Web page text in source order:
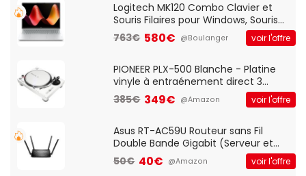
QWERTY UK - Noir
Logitech MK120 Combo Clavier et
Souris Filaires pour Windows, Souris
Optique Filaire, Connexion USB Plug
And Play, Confortable, Taille
QWERTY UK - Noir
763€ 580€ @Boulanger voir l'offre
PIONEER PLX-500 Blanche - Platine
vinyle à entraénement direct 3
vitesses (33-45-78 trs/min) avec
pre-ampli intégré et port USB
385€ 349€ @Amazon voir l'offre
Asus RT-AC59U Routeur sans Fil
Double Bande Gigabit (Serveur et
Client VPN, Triple Vlan, Mode Point
d'accès et Bridge, contrôle Parental,
50€ 40€ @Amazon voir l'offre